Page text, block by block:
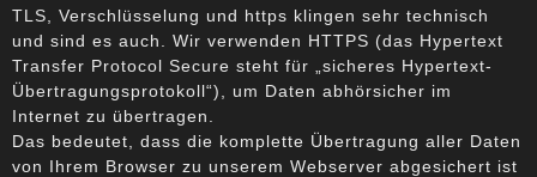
TLS, Verschlüsselung und https klingen sehr technisch
und sind es auch. Wir verwenden HTTPS (das Hypertext
Transfer Protocol Secure steht für „sicheres Hypertext-
Übertragungsprotokoll“), um Daten abhörsicher im
Internet zu übertragen.
Das bedeutet, dass die komplette Übertragung aller Daten
von Ihrem Browser zu unserem Webserver abgesichert ist